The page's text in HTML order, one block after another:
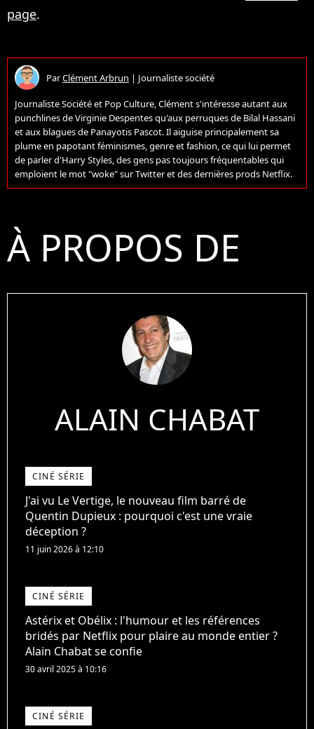
page.
ParClément Arbrun | Journaliste société
Journaliste Société et Pop Culture, Clément s'intéresse autant aux
punchlines de Virginie Despentes qu'aux perruques de Bilal Hassani
et aux blagues de Panayotis Pascot. Il aiguise principalement sa
plume en papotant féminismes, genre et fashion, ce qui lui permet
de parler d'Harry Styles, des gens pas toujours fréquentables qui
emploient le mot "woke" sur Twitter et des dernières prods Netflix.
À PROPOS DE
ALAIN CHABAT
CINÉ SÉRIE
J'ai vu Le Vertige, le nouveau film barré de
Quentin Dupieux : pourquoi c'est une vraie
déception ?
11 juin 2026 à 12:10
CINÉ SÉRIE
Astérix et Obélix : l'humour et les références
bridés par Netflix pour plaire au monde entier ?
Alain Chabat se confie
30 avril 2025 à 10:16
CINÉ SÉRIE